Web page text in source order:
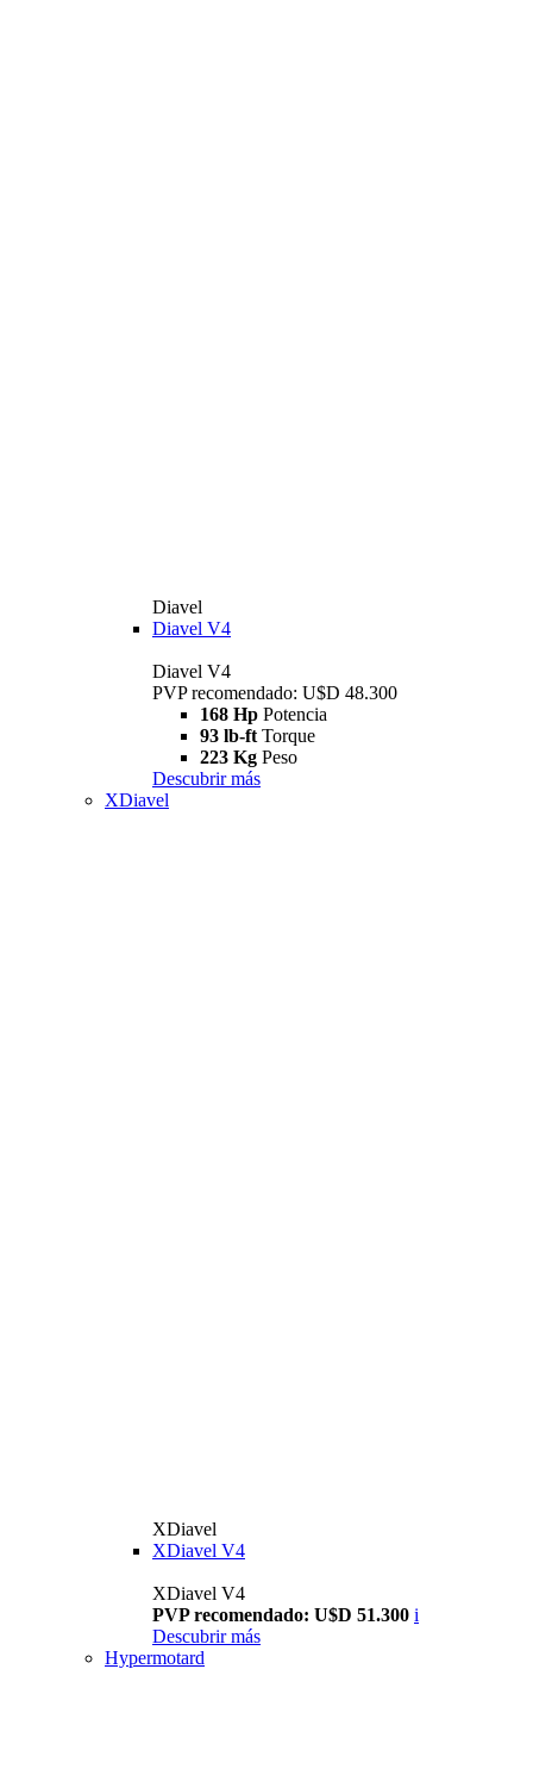
Diavel
Diavel V4
Diavel V4
PVP recomendado: U$D 48.300
168 Hp Potencia
93 lb-ft Torque
223 Kg Peso
Descubrir más
XDiavel
XDiavel
XDiavel V4
XDiavel V4
PVP recomendado: U$D 51.300 i
Descubrir más
Hypermotard